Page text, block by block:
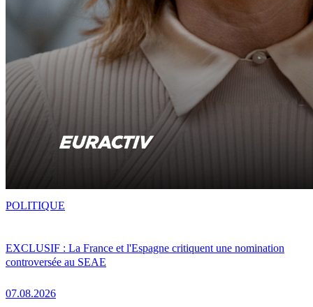
EXCLUSIF : La France et l'Espagne critiquent une nomination
controversée au SEAE
07.08.2026
POLITIQUE